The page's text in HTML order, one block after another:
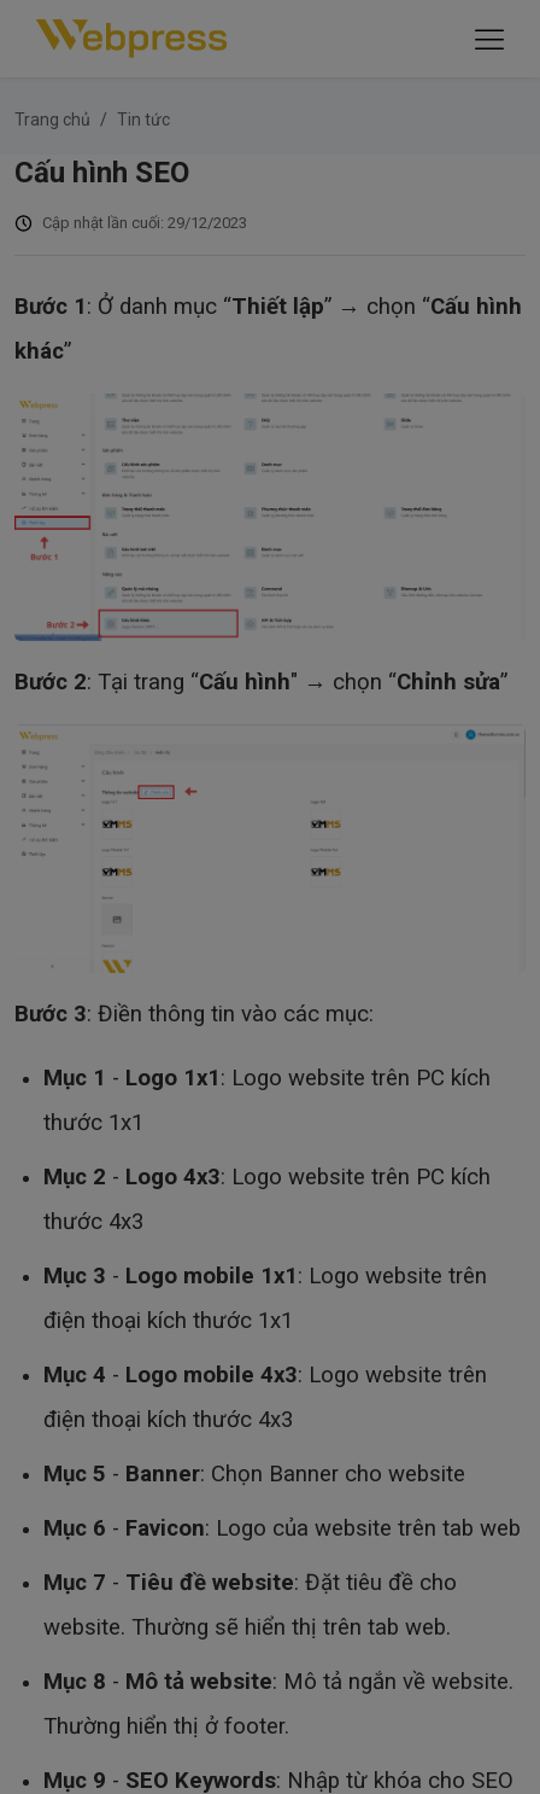
Trang chủ Tin tức
Cấu hình SEO
Cập nhật lần cuối: 29/12/2023
Bước 1: Ở danh mục “Thiết lập” → chọn “Cấu hình
khác”
Bước 2: Tại trang “Cấu hình" → chọn “Chỉnh sửa”
Bước 3: Điền thông tin vào các mục:
Mục 1 - Logo 1x1: Logo website trên PC kích
thước 1x1
Mục 2 - Logo 4x3: Logo website trên PC kích
thước 4x3
Mục 3 - Logo mobile 1x1: Logo website trên
điện thoại kích thước 1x1
Mục 4 - Logo mobile 4x3: Logo website trên
điện thoại kích thước 4x3
Mục 5 - Banner: Chọn Banner cho website
Mục 6 - Favicon: Logo của website trên tab web
Mục 7 - Tiêu đề website: Đặt tiêu đề cho
website. Thường sẽ hiển thị trên tab web.
Mục 8 - Mô tả website: Mô tả ngắn về website.
Thường hiển thị ở footer.
Mục 9 - SEO Keywords: Nhập từ khóa cho SEO